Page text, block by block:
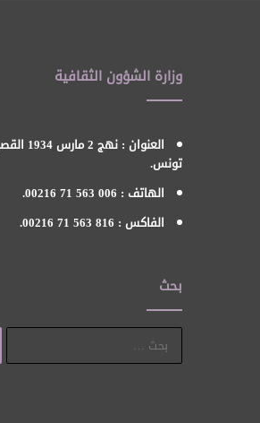
وزارة الشؤون الثقافية
تونس.
الهاتف : 006 563 71 00216.
الفاكس : 816 563 71 00216.
بحث